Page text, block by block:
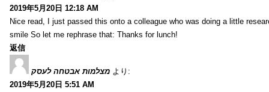
2019年5月20日 12:18 AM
Nice read, I just passed this onto a colleague who was doing a little
smile So let me rephrase that: Thanks for lunch!
返信
מצלמות אבטחה לעסק より:
2019年5月20日 5:51 AM